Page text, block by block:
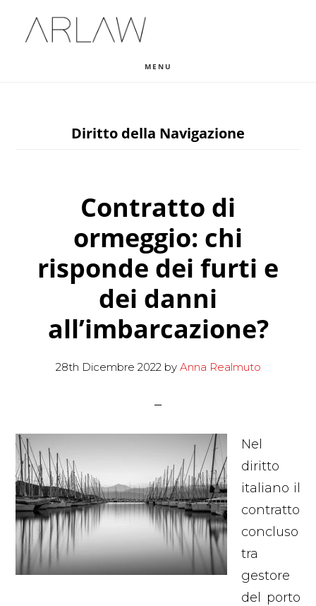
MENU
Diritto della Navigazione
Contratto di
ormeggio: chi
risponde dei furti e
dei danni
all’imbarcazione?
28th Dicembre 2022by Anna Realmuto
Nel
diritto
italiano il
contratto
concluso
tra
gestore
del porto